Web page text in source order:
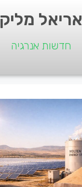
אריאל מליק
חדשות אנרגיה